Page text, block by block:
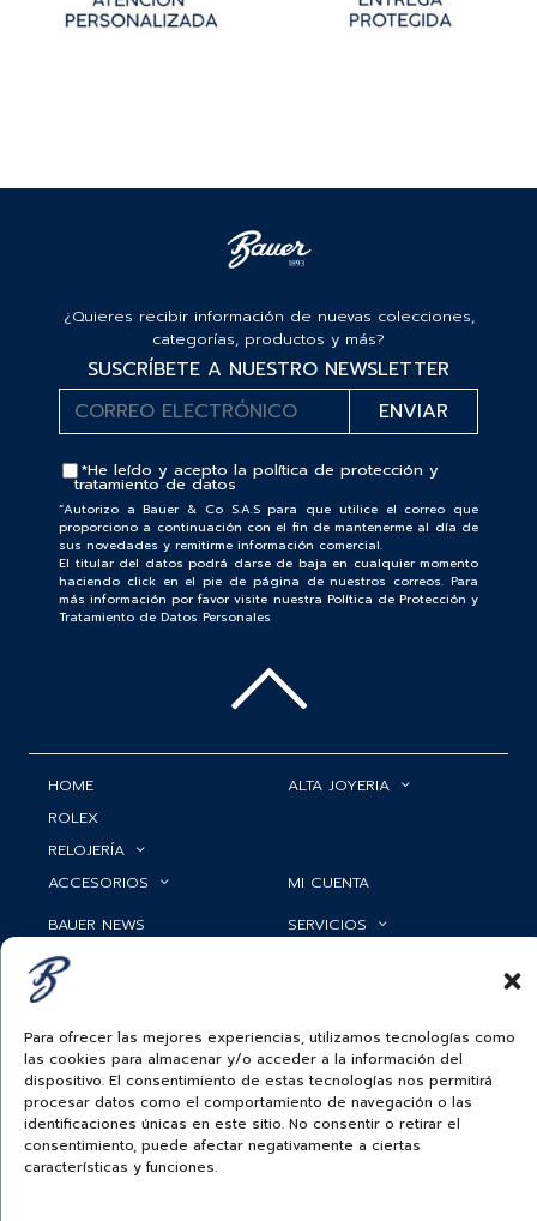
Para ofrecer las mejores experiencias, utilizamos tecnologías como
las cookies para almacenar y/o acceder a la información del
dispositivo. El consentimiento de estas tecnologías nos permitirá
procesar datos como el comportamiento de navegación o las
identificaciones únicas en este sitio. No consentir o retirar el
consentimiento, puede afectar negativamente a ciertas
características y funciones.
¿Quieres recibir información de nuevas colecciones,
categorías, productos y más?
SUSCRÍBETE A NUESTRO NEWSLETTER
*He leído y acepto la política de protección y
tratamiento de datos
“Autorizo a Bauer & Co S.A.S para que utilice el correo que
proporciono a continuación con el fin de mantenerme al día de
sus novedades y remitirme información comercial.
El titular del datos podrá darse de baja en cualquier momento
haciendo click en el pie de página de nuestros correos. Para
más información por favor visite nuestra Política de Protección y
Tratamiento de Datos Personales
HOME
ROLEX
RELOJERÍA
ALTA JOYERIA
ACCESORIOS
BAUER NEWS
MI CUENTA
SERVICIOS
SIGUENOS EN
ECUADOR
BAUER & CO SAS. TODOS LOS DERECHOS
RESERVADOS.
POLÍTICA DE ENVÍOS |POLÍTICA DE PRIVACIDAD|POLÍTICA DE
TRATAMIENTO DATOS PERSONALES BAUER
FRECUENTES SOBRE PAGOS ELECTRÓNICOS